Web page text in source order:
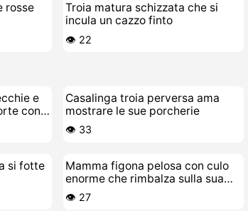
rosse
Troia matura schizzata che si
incula un cazzo finto
👁️ 22
e
con
Casalinga troia perversa ama
mostrare le sue porcherie
👁️ 33
si fotte
Mamma figona pelosa con culo
enorme che rimbalza sulla sua
troia trampolino
👁️ 27